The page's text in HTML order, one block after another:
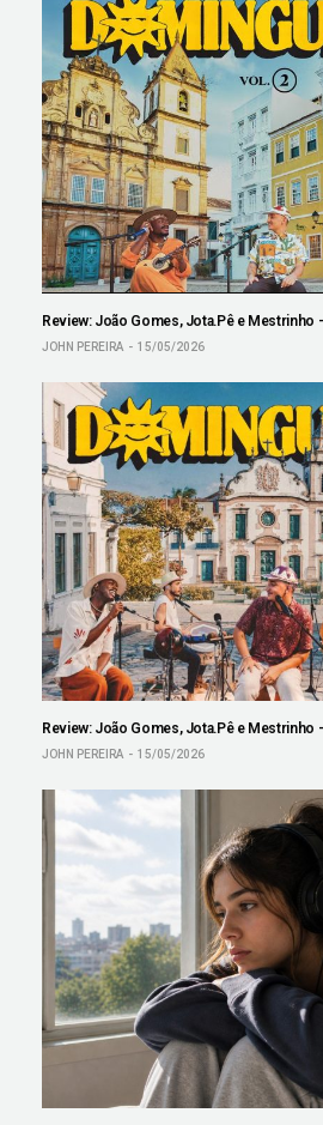
Review: João Gomes, Jota.Pê e Mestrinho
JOHN PEREIRA 15/05/2026
Review: João Gomes, Jota.Pê e Mestrinho
JOHN PEREIRA 15/05/2026